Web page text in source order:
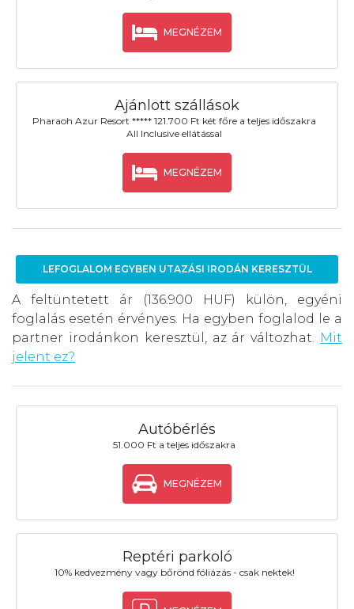
MEGNÉZEM
Ajánlott szállások
Pharaoh Azur Resort ***** 121.700 Ft két főre a teljes időszakra
All Inclusive ellátással
MEGNÉZEM
LEFOGLALOM EGYBEN UTAZÁSI IRODÁN KERESZTÜL
A feltüntetett ár (136.900 HUF) külön, egyéni
foglalás esetén érvényes. Ha egyben foglalod le a
partner irodánkon keresztül, az ár változhat. Mit
jelent ez?
Autóbérlés
51.000 Ft a teljes időszakra
MEGNÉZEM
Reptéri parkoló
10% kedvezmény vagy bőrönd fóliázás - csak nektek!